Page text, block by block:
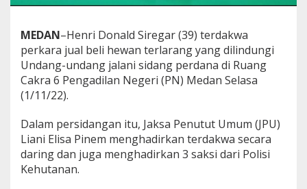
n
i
d
a
h
T
g
g
MEDAN–Henri Donald Siregar (39) terdakwa
perkara jual beli hewan terlarang yang dilindungi
Undang-undang jalani sidang perdana di Ruang
Cakra 6 Pengadilan Negeri (PN) Medan Selasa
(1/11/22).
Dalam persidangan itu, Jaksa Penutut Umum (JPU)
Liani Elisa Pinem menghadirkan terdakwa secara
daring dan juga menghadirkan 3 saksi dari Polisi
Kehutanan.